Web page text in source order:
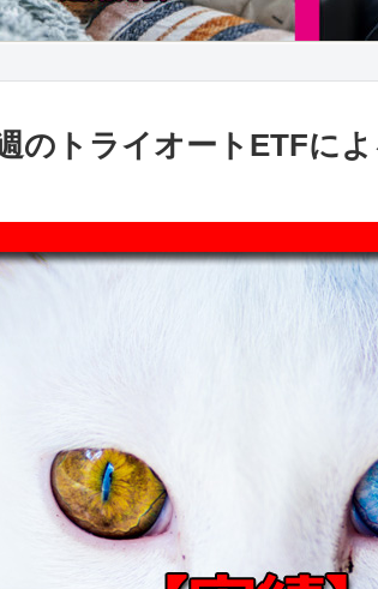
のトライオートETFに